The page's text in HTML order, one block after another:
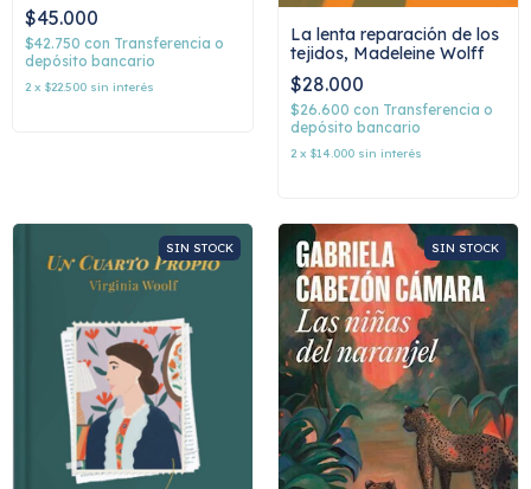
$45.000
$42.750 con Transferencia o
depósito bancario
2 x $22.500 sin interés
La lenta reparación de los
tejidos, Madeleine Wolff
$28.000
$26.600 con Transferencia o
depósito bancario
2 x $14.000 sin interés
SIN STOCK SIN STOCK